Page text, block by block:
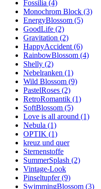
Fossilia (4)
Monochrom Block (3)
EnergyBlossom (5)
GoodLife (2)
Gravitation (2)
HappyAccident (6)
RainbowBlossom (4)
Shelly (2)
Nebelranken (1)
Wild Blossom (9)
PastelRoses (2)
RetroRomantik (1)
SoftBlossom (5)
Love is all around (1)
Nebula (1)
OPTIK (1)
kreuz und quer
Sternenstoffe
SummerSplash (2)
Vintage-Look
Pinseltupfer (9)
SwimmingBlossom (3)